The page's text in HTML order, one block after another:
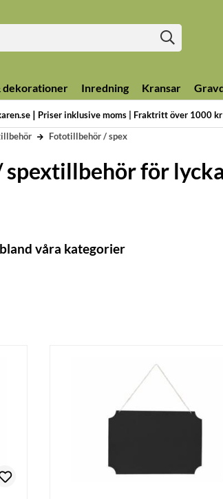
| Priser inklusive moms | Fraktritt över 1000 kr
dekorationer Inredning Kransar
Fototillbehör / spex
för
våra kategorier